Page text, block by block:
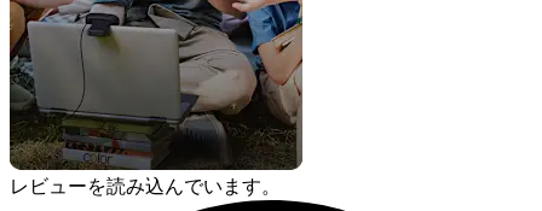
レビューを読み込んでいます。